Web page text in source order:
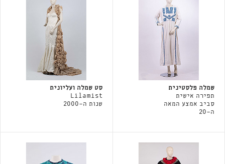
שמלה פלסטינית
תפירה אישית
סביב אמצע המאה
ה-20
סט שמלה ועליונית
Lilamist
שנות ה-2000